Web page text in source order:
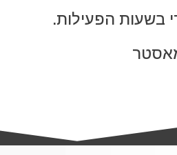
בשעות הפעילות.